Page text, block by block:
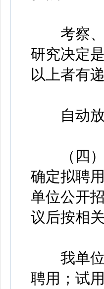
考察、
研究决定
以上者有
自动放
（四）
确定拟聘
单位公开
议后按相
我单位
聘用；试